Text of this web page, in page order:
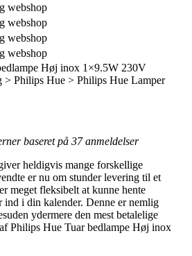
webshop
webshop
webshop
webshop
Høj inox 1×9.5W 230V
Philips Hue > Philips Hue Lamper
baseret på 37anmeldelser
heldigvis mange forskellige
er nu om stunder levering til et
meget fleksibelt at kunne hente
ind i din kalender. Denne er nemlig
ydermere den mest betalelige
Philips Hue Tuar bedlampe Høj inox